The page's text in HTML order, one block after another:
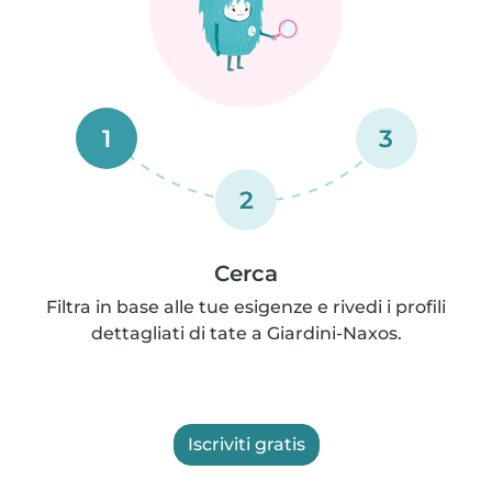
1
2
3
Cerca
Filtra in base alle tue esigenze e rivedi i profili
dettagliati di tate a Giardini-Naxos.
Iscriviti gratis